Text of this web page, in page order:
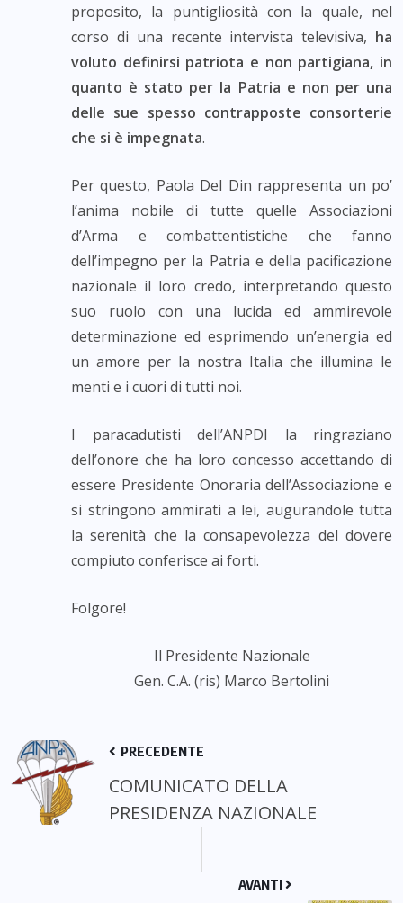
proposito, la puntigliosità con la quale, nel
corso di una recente intervista televisiva, ha
voluto definirsi patriota e non partigiana, in
quanto è stato per la Patria e non per una
delle sue spesso contrapposte consorterie
che si è impegnata.
Per questo, Paola Del Din rappresenta un po’
l’anima nobile di tutte quelle Associazioni
d’Arma e combattentistiche che fanno
dell’impegno per la Patria e della pacificazione
nazionale il loro credo, interpretando questo
suo ruolo con una lucida ed ammirevole
determinazione ed esprimendo un’energia ed
un amore per la nostra Italia che illumina le
menti e i cuori di tutti noi.
I paracadutisti dell’ANPDI la ringraziano
dell’onore che ha loro concesso accettando di
essere Presidente Onoraria dell’Associazione e
si stringono ammirati a lei, augurandole tutta
la serenità che la consapevolezza del dovere
compiuto conferisce ai forti.
Folgore!
Il Presidente Nazionale
Gen. C.A. (ris) Marco Bertolini
PRECEDENTE
COMUNICATO DELLA
PRESIDENZA NAZIONALE
AVANTI